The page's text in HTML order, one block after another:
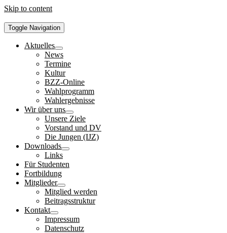
Skip to content
Toggle Navigation
Aktuelles
News
Termine
Kultur
BZZ-Online
Wahlprogramm
Wahlergebnisse
Wir über uns
Unsere Ziele
Vorstand und DV
Die Jungen (IJZ)
Downloads
Links
Für Studenten
Fortbildung
Mitglieder
Mitglied werden
Beitragsstruktur
Kontakt
Impressum
Datenschutz